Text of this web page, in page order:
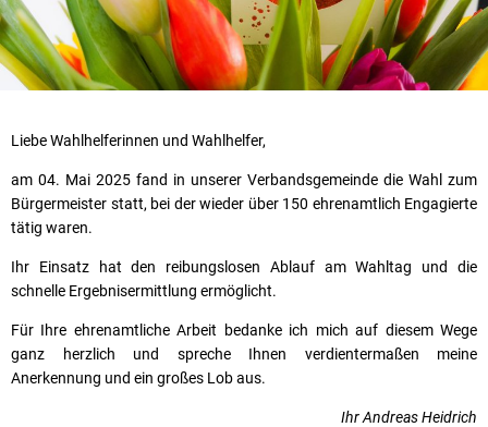
Liebe Wahlhelferinnen und Wahlhelfer,
am 04. Mai 2025 fand in unserer Verbandsgemeinde die Wahl zum
Bürgermeister statt, bei der wieder über 150 ehrenamtlich Engagierte
tätig waren.
Ihr Einsatz hat den reibungslosen Ablauf am Wahltag und die
schnelle Ergebnisermittlung ermöglicht.
Für Ihre ehrenamtliche Arbeit bedanke ich mich auf diesem Wege
ganz herzlich und spreche Ihnen verdientermaßen meine
Anerkennung und ein großes Lob aus.
Ihr Andreas Heidrich